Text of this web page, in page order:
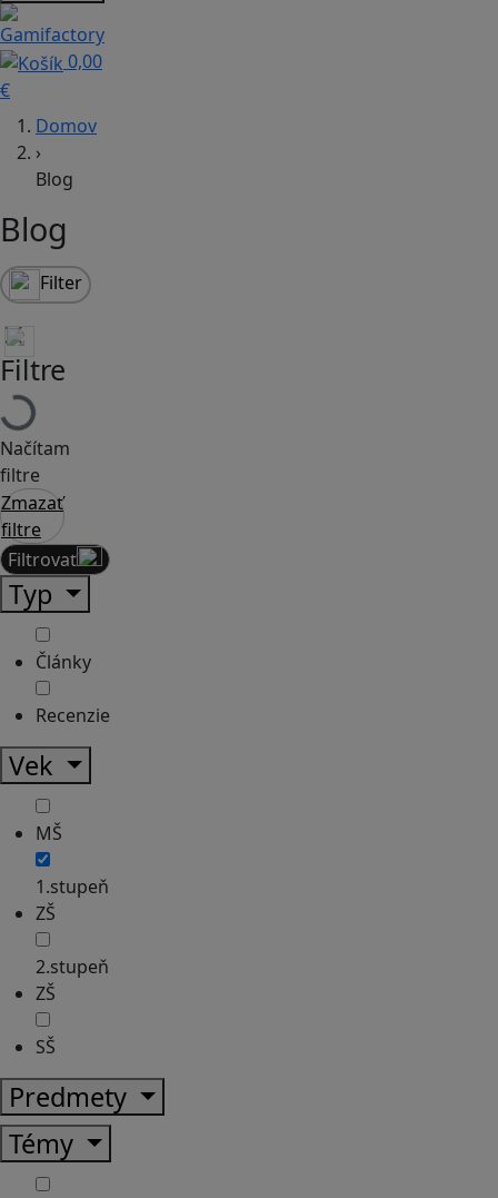
0,00
€
Domov
›
Blog
Blog
Filter
Filtre
Načítam
filtre
Zmazať
filtre
Filtrovať
Typ
Články
Recenzie
Vek
MŠ
1.stupeň
ZŠ
2.stupeň
ZŠ
SŠ
Predmety
Témy